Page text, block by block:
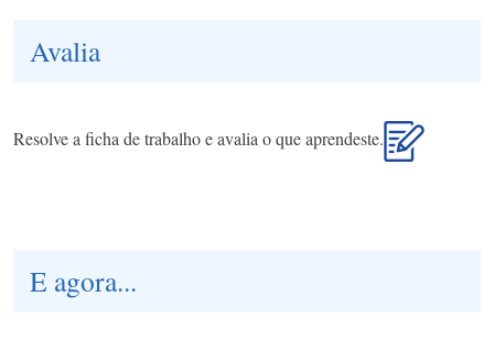
Avalia
Resolve a ficha de trabalho e avalia o que aprendeste.
E agora...